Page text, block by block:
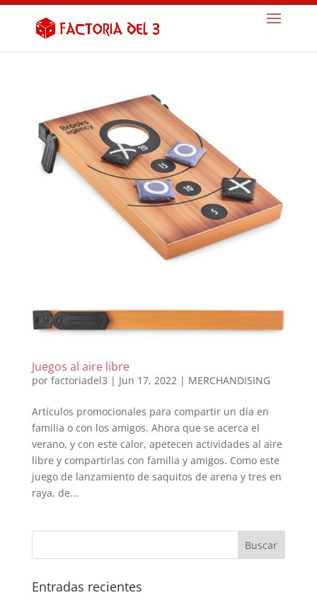
Juegos al aire libre
por factoriadel3 | Jun 17, 2022| MERCHANDISING
Artículos promocionales para compartir un día en
familia o con los amigos. Ahora que se acerca el
verano, y con este calor, apetecen actividades al aire
libre y compartirlas con familia y amigos. Como este
juego de lanzamiento de saquitos de arena y tres en
raya, de...
Entradas recientes